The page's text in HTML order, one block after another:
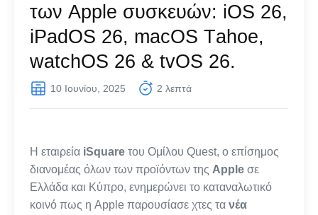
των Apple συσκευών: iOS 26,
iPadOS 26, macOS Τahoe,
watchOS 26 & tvOS 26.
10 Ιουνίου, 2025 2 λεπτά
Η εταιρεία iSquare του Ομίλου Quest, o επίσημος
διανομέας όλων των προϊόντων της Apple σε
Ελλάδα και Κύπρο, ενημερώνει το καταναλωτικό
κοινό πως η Apple παρουσίασε χτες τανέα